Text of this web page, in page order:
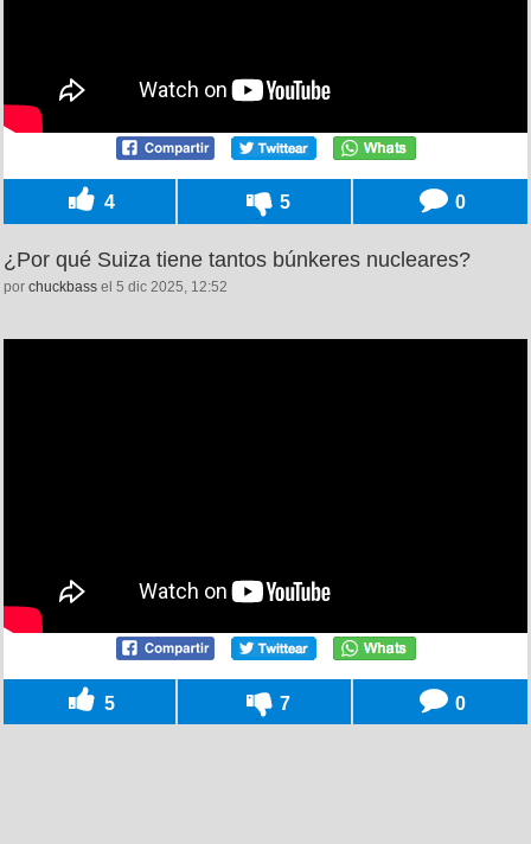
4 5 0
¿Por qué Suiza tiene tantos búnkeres nucleares?
por chuckbass el 5 dic 2025, 12:52
5 7 0